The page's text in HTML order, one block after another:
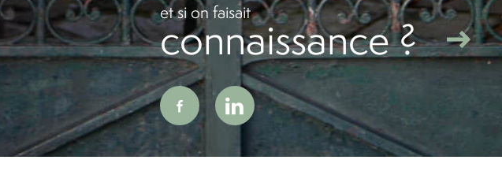
et si on faisait
connaissance ?
site Mentions légales Partenaires Admin Politique RGPD Cookies